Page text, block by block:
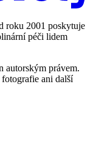
roku 2001 poskytuje
péči lidem
autorským právem.
ani další